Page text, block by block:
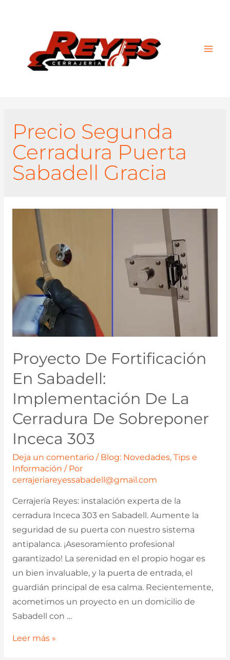
Precio Segunda
Cerradura Puerta
Sabadell Gracia
Proyecto De Fortificación
En Sabadell:
Implementación De La
Cerradura De Sobreponer
Inceca 303
Deja un comentario / Blog: Novedades, Tips e
Información / Por
cerrajeriareyessabadell@gmail.com
Cerrajería Reyes: instalación experta de la
cerradura Inceca 303 en Sabadell. Aumente la
seguridad de su puerta con nuestro sistema
antipalanca. ¡Asesoramiento profesional
garantizado! La serenidad en el propio hogar es
un bien invaluable, y la puerta de entrada, el
guardián principal de esa calma. Recientemente,
acometimos un proyecto en un domicilio de
Sabadell con …
Proyecto
Leer más »